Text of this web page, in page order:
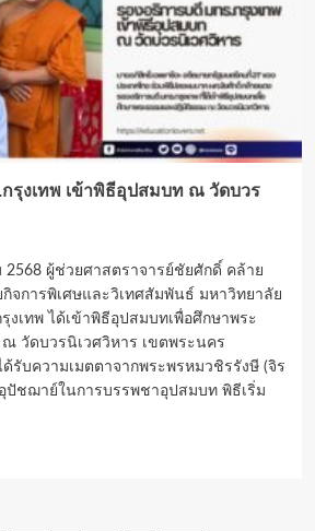
รุงเทพ เข้าพิธีอุปสมบท ณ วัดบวร
2568 ผู้ช่วยศาสตราจารย์ชัยศักดิ์ คล้าย
กิจการพิเศษและวิเทศสัมพันธ์ มหาวิทยาลัย
งเทพ ได้เข้าพิธีอุปสมบทเพื่อศึกษาพระ
วัดบวรนิเวศวิหาร เขตพระนคร
รับความเมตตาจากพระพรหมวชิรรังษี (จิร
ปัชฌาย์ในการบรรพชาอุปสมบท พิธีเริ่ม